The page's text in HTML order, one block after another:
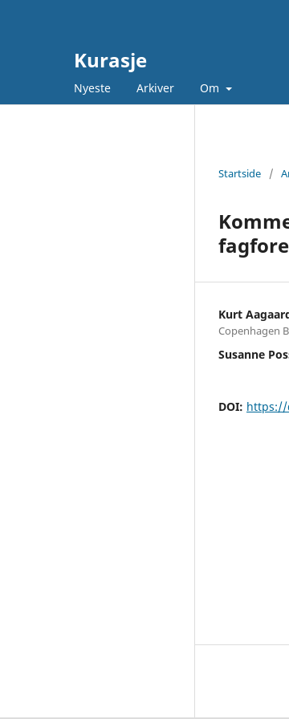
Kurasje
Nyeste Arkiver Om
Startside /
Kurt
Copenhagen
Susanne
DOI: https://